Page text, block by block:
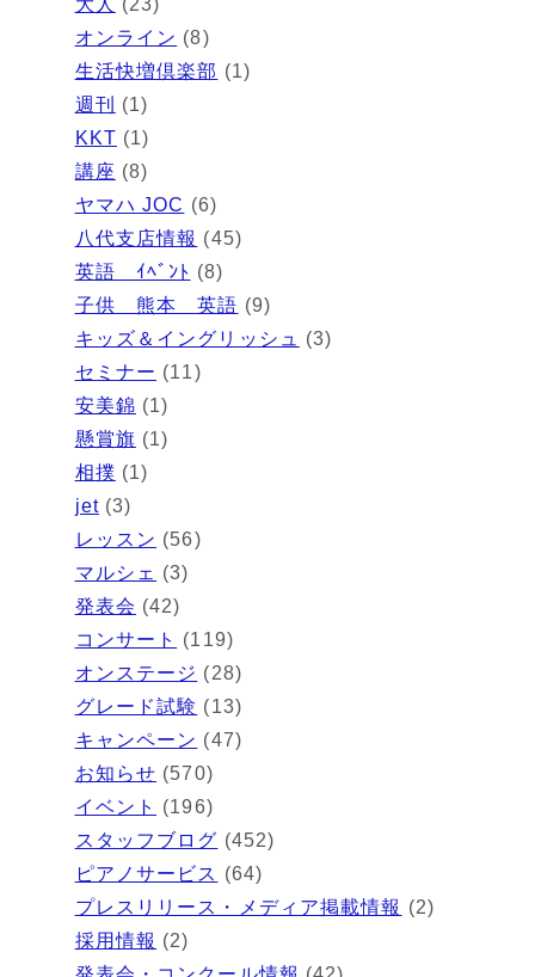
大人 (23)
オンライン (8)
生活快増倶楽部 (1)
週刊
(1)
KKT (1)
講座 (8)
ヤマハ JOC (6)
八代支店情報 (45)
英語 ｲﾍﾞﾝﾄ (8)
子供 熊本 英語 (9)
キッズ＆イングリッシュ (3)
セミナー (11)
安美錦 (1)
懸賞旗 (1)
相撲 (1)
jet(3)
レッスン (56)
マルシェ (3)
発表会 (42)
コンサート
(119)
オンステージ (28)
グレード試験 (13)
キャンペーン (47)
お知らせ (570)
イベント
(196)
スタッフブログ (452)
ピアノサービス (64)
プレスリリース・メディア掲載情報 (2)
採用情報 (2)